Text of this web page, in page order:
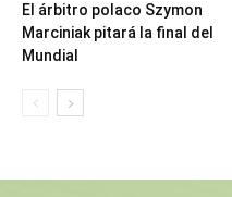
El árbitro polaco Szymon
Marciniak pitará la final del
Mundial